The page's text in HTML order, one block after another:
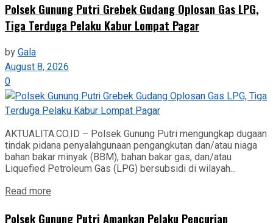
Polsek Gunung Putri Grebek Gudang Oplosan Gas LPG,
Tiga Terduga Pelaku Kabur Lompat Pagar
byGala
August 8, 2026
0
AKTUALITA.CO.ID – Polsek Gunung Putri mengungkap dugaan
tindak pidana penyalahgunaan pengangkutan dan/atau niaga
bahan bakar minyak (BBM), bahan bakar gas, dan/atau
Liquefied Petroleum Gas (LPG) bersubsidi di wilayah...
Read more
Polsek Gunung Putri Amankan Pelaku Pencurian